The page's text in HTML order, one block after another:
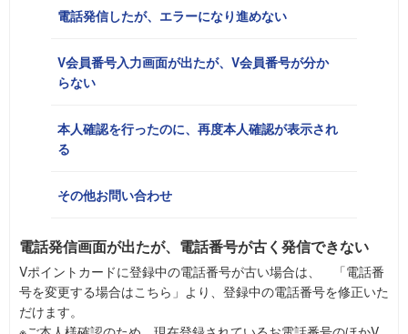
電話発信したが、エラーになり進めない
V会員番号入力画面が出たが、V会員番号が分か
らない
本人確認を行ったのに、再度本人確認が表示され
る
その他お問い合わせ
電話発信画面が出たが、電話番号が古く発信できない
Vポイントカードに登録中の電話番号が古い場合は、 「電話番
号を変更する場合はこちら」より、登録中の電話番号を修正いた
だけます。